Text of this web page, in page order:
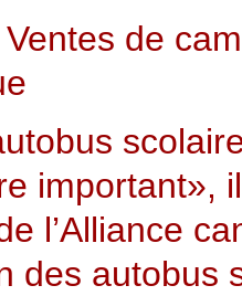
Ventes de
important»,
l’Alliance
des autobus